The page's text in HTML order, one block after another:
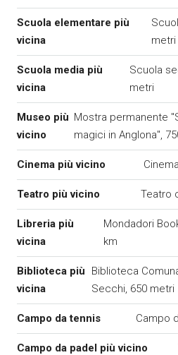
Scuola elementare più
vicina
metri
Scuola media più
vicina
Scuola
metri
Museo più
vicino
Mostra permanente
magici in Anglona",
Cinema più vicino
Teatro più vicino Teatro
Libreria più
vicina
Mondadori
km
Biblioteca più
vicina
Biblioteca
Secchi, 650 metri
Campo da tennis Campo
Campo da padel più vicino